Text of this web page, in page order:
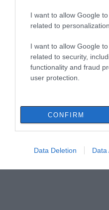
I want to allow Google
related to personalization.
I want to allow Google
related to security,
functionality and fraud
user protection.
CONFIRM
Data Deletion Data